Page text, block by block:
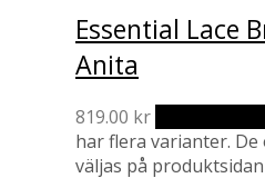
Essential Lace
Anita
819.00 kr
har flera varianter.
väljas på produktsidan